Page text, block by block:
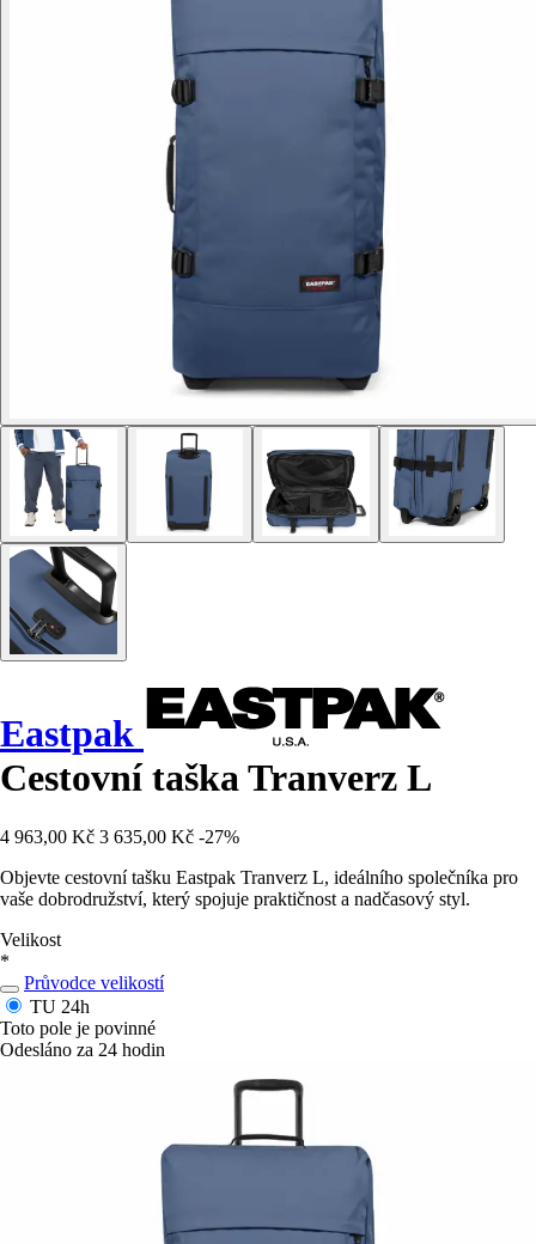
Eastpak
Cestovní taška Tranverz L
4 963,00 Kč 3 635,00 Kč -27%
Objevte cestovní tašku Eastpak Tranverz L, ideálního společníka pro
vaše dobrodružství, který spojuje praktičnost a nadčasový styl.
Velikost
*
Průvodce velikostí
TU 24h
Toto pole je povinné
Odesláno za 24 hodin